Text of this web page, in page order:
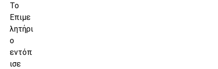
Το
Επιμε
λητήρι
ο
εντόπ
ισε